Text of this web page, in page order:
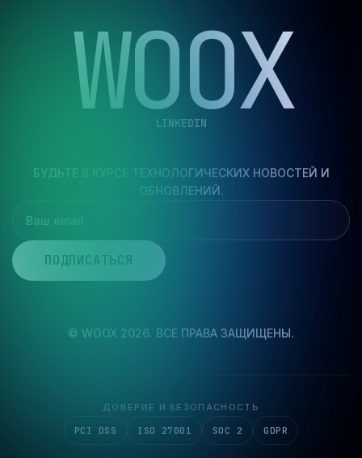
W
W
O
O
O
O
X
X
БУДЬТЕ В КУРСЕ ТЕХНОЛОГИЧЕСКИХ НОВОСТЕЙ И
ОБНОВЛЕНИЙ.
LINKEDIN
© WOOX 2026. ВСЕ ПРАВА ЗАЩИЩЕНЫ.
ДОВЕРИЕ И БЕЗОПАСНОСТЬ
PCI DSS ISO 27001 SOC 2 GDPR